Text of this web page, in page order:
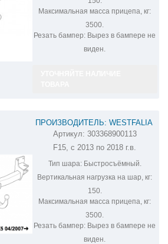
Максимальная масса прицепа, кг:
3500.
Резать бампер: Вырез в бампере не
виден.
ПРОИЗВОДИТЕЛЬ: WESTFALIA
ФАРКОП НА BMW X5 303368900113
Артикул: 303368900113
F15, с 2013 по 2018 г.в.
Тип шара:Быстросъёмный.
Вертикальная нагрузка на шар, кг:
150.
Максимальная масса прицепа, кг:
3500.
Резать бампер: Вырез в бампере не
виден.